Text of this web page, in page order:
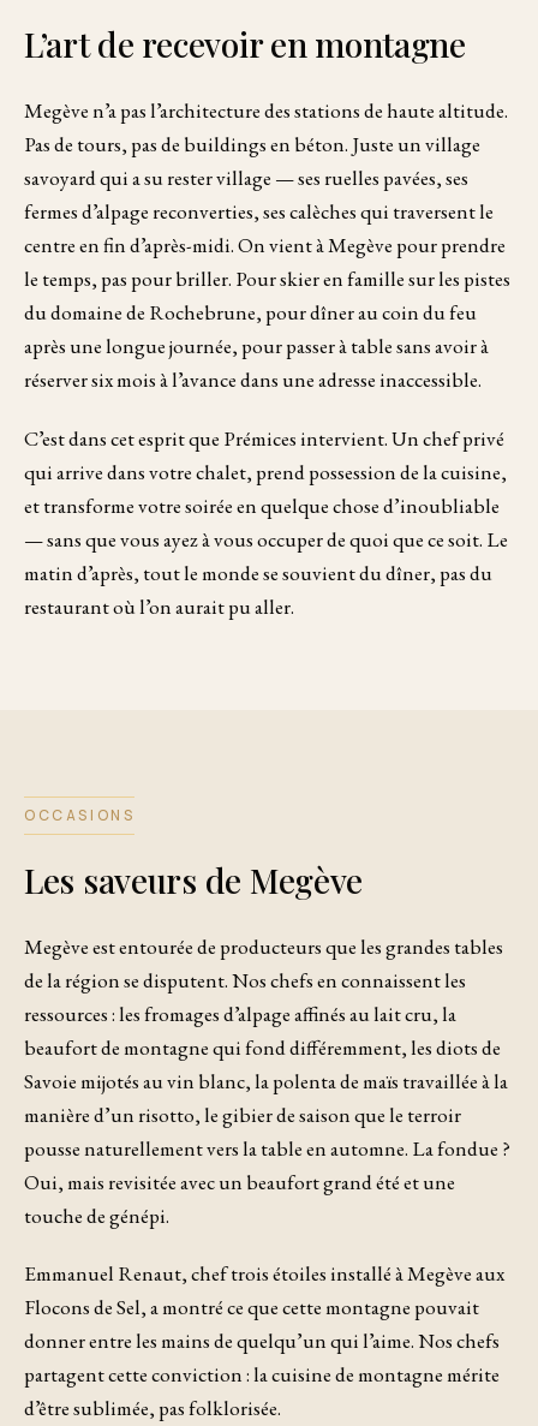
L’art de recevoir en montagne
Megève n’a pas l’architecture des stations de haute altitude.
Pas de tours, pas de buildings en béton. Juste un village
savoyard qui a su rester village — ses ruelles pavées, ses
fermes d’alpage reconverties, ses calèches qui traversent le
centre en fin d’après-midi. On vient à Megève pour prendre
le temps, pas pour briller. Pour skier en famille sur les pistes
du domaine de Rochebrune, pour dîner au coin du feu
après une longue journée, pour passer à table sans avoir à
réserver six mois à l’avance dans une adresse inaccessible.
C’est dans cet esprit que Prémices intervient. Un chef privé
qui arrive dans votre chalet, prend possession de la cuisine,
et transforme votre soirée en quelque chose d’inoubliable
— sans que vous ayez à vous occuper de quoi que ce soit. Le
matin d’après, tout le monde se souvient du dîner, pas du
restaurant où l’on aurait pu aller.
OCCASIONS
Les saveurs de Megève
Megève est entourée de producteurs que les grandes tables
de la région se disputent. Nos chefs en connaissent les
ressources : les fromages d’alpage affinés au lait cru, la
beaufort de montagne qui fond différemment, les diots de
Savoie mijotés au vin blanc, la polenta de maïs travaillée à la
manière d’un risotto, le gibier de saison que le terroir
pousse naturellement vers la table en automne. La fondue ?
Oui, mais revisitée avec un beaufort grand été et une
touche de génépi.
Emmanuel Renaut, chef trois étoiles installé à Megève aux
Flocons de Sel, a montré ce que cette montagne pouvait
donner entre les mains de quelqu’un qui l’aime. Nos chefs
partagent cette conviction : la cuisine de montagne mérite
d’être sublimée, pas folklorisée.